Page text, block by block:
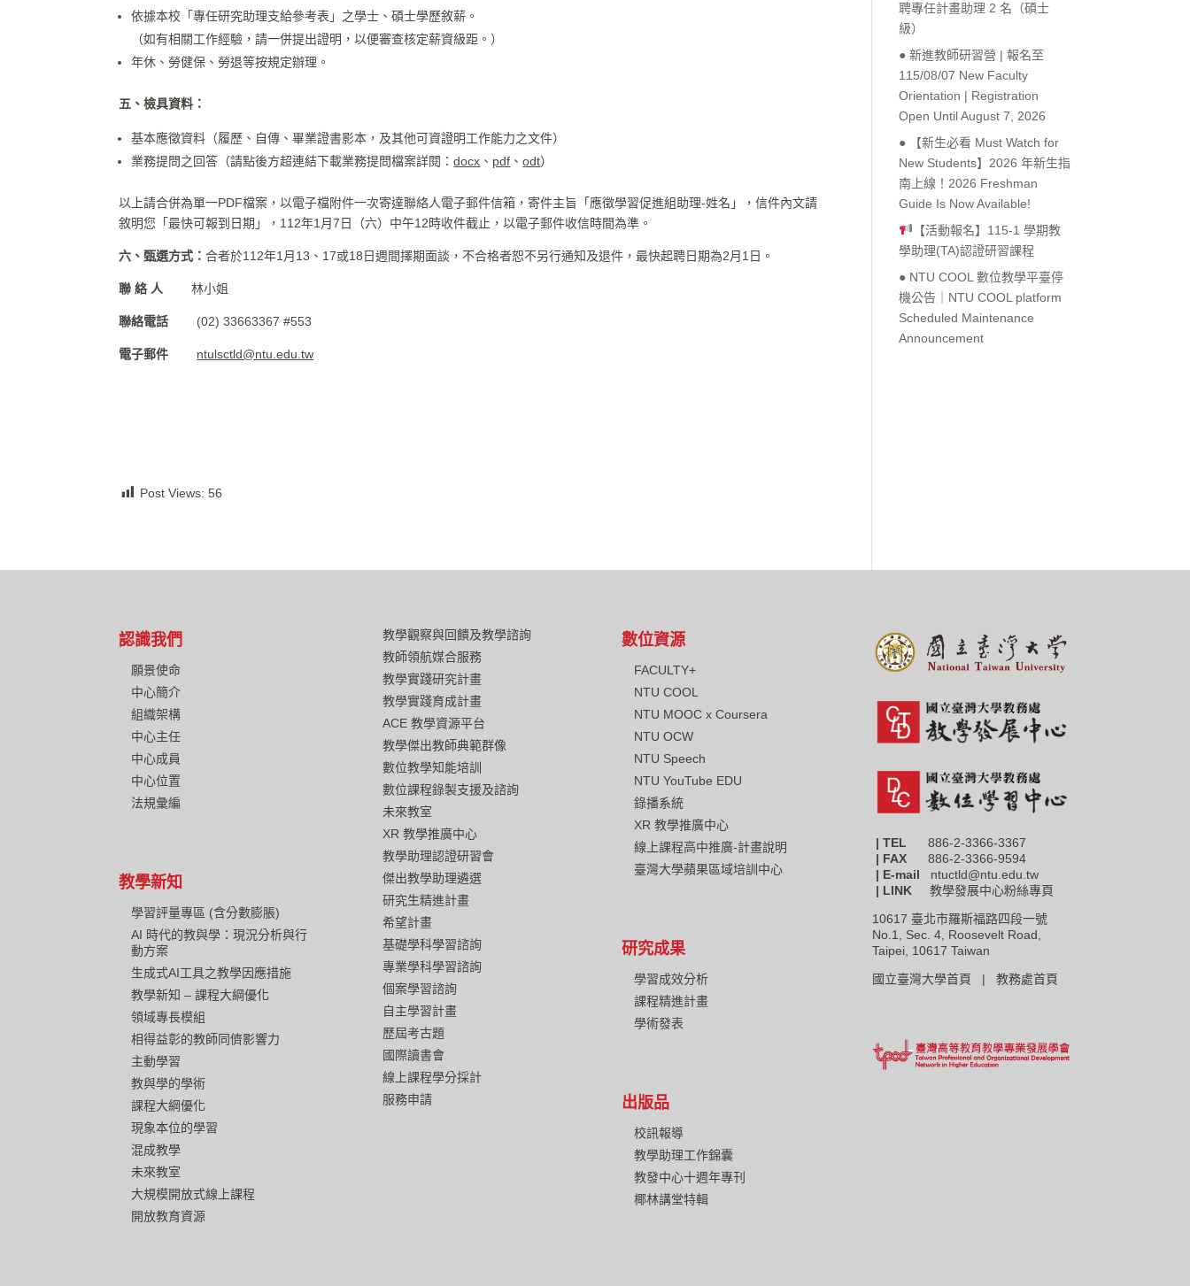
依據本校「專任研究助理支給參考表」之學士、碩士學歷敘薪。
（如有相關工作經驗，請一併提出證明，以便審查核定薪資級距。）
年休、勞健保、勞退等按規定辦理。
五、檢具資料：
基本應徵資料（履歷、自傳、畢業證書影本，及其他可資證明工作能力之文件）
業務提問之回答（請點後方超連結下載業務提問檔案詳閱：docx 、 pdf 、odt）
以上請合併為單一PDF檔案，以電子檔附件一次寄達聯絡人電子郵件信箱，寄件主旨「應徵學習促進組助理-姓名」，信件內文請
敘明您「最快可報到日期」，112年1月7日（六）中午12時收件截止，以電子郵件收信時間為準。
六、甄選方式：合者於112年1月13、17或18日週間擇期面談，不合格者恕不另行通知及退件，最快起聘日期為2月1日。
聯 絡 人 林小姐
聯絡電話 (02) 33663367 #553
電子郵件 ntulsctld@ntu.edu.tw
Post Views: 56
聘專任計畫助理 2 名（碩士
級）
● 新進教師研習營 | 報名至
115/08/07 New Faculty
Orientation | Registration
Open Until August 7, 2026
● 【新生必看 Must Watch for
New Students】2026 年新生指
南上線！2026 Freshman
Guide Is Now Available!
【活動報名】115-1 學期教
學助理(TA)認證研習課程
● NTU COOL 數位教學平臺停
機公告｜NTU COOL platform
Scheduled Maintenance
Announcement
認識我們
願景使命
中心簡介
組織架構
中心主任
中心成員
中心位置
法規彙編
教學新知
學習評量專區 (含分數膨脹)
AI 時代的教與學：現況分析與行
動方案
生成式AI工具之教學因應措施
教學新知 – 課程大綱優化
領域專長模組
相得益彰的教師同儕影響力
主動學習
教與學的學術
課程大綱優化
現象本位的學習
混成教學
未來教室
大規模開放式線上課程
開放教育資源
教學觀察與回饋及教學諮詢
教師領航媒合服務
教學實踐研究計畫
教學實踐育成計畫
ACE 教學資源平台
教學傑出教師典範群像
數位教學知能培訓
數位課程錄製支援及諮詢
未來教室
XR 教學推廣中心
教學助理認證研習會
傑出教學助理遴選
研究生精進計畫
希望計畫
基礎學科學習諮詢
專業學科學習諮詢
個案學習諮詢
自主學習計畫
歷屆考古題
國際讀書會
線上課程學分採計
服務申請
數位資源
FACULTY+
NTU COOL
NTU MOOC x Coursera
NTU OCW
NTU Speech
NTU YouTube EDU
錄播系統
XR 教學推廣中心
線上課程高中推廣-計畫說明
臺灣大學蘋果區域培訓中心
研究成果
學習成效分析
課程精進計畫
學術發表
出版品
校訊報導
教學助理工作錦囊
教發中心十週年專刊
椰林講堂特輯
| TEL 886-2-3366-3367
| FAX
886-2-3366-9594
| E-mail ntuctld@ntu.edu.tw
| LINK教學發展中心粉絲專頁
10617 臺北市羅斯福路四段一號
No.1, Sec. 4, Roosevelt Road,
Taipei, 10617 Taiwan
國立臺灣大學首頁 |教務處首頁